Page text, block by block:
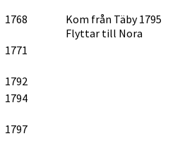
1768
Kom från Täby 1795
Flyttar till Nora
1771
1792
1794
1797